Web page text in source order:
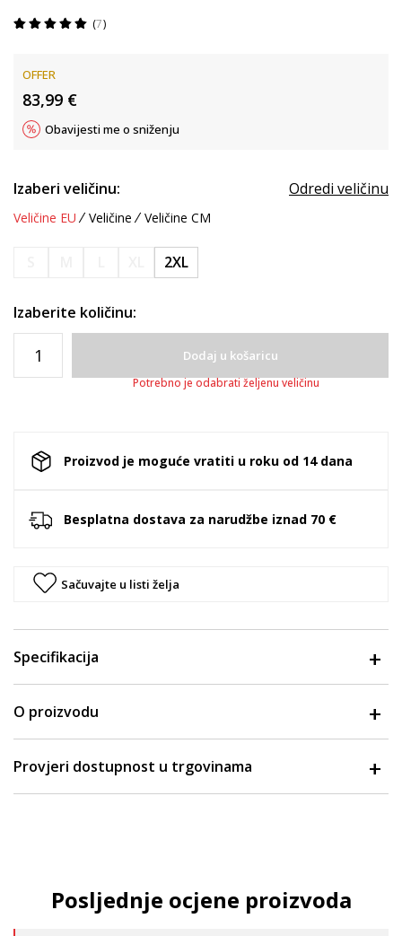
7
OFFER
83,99 €
Obavijesti me o sniženju
Izaberi veličinu: Odredi veličinu
Veličine EU Veličine Veličine CM
2XL
Izaberite količinu:
Dodaj u košaricu
Potrebno je odabrati željenu veličinu
Proizvod je moguće vratiti u roku od 14 dana
Besplatna dostava za narudžbe iznad 70 €
Sačuvajte u listi želja
Specifikacija
O proizvodu
Provjeri dostupnost u trgovinama
Posljednje ocjene proizvoda